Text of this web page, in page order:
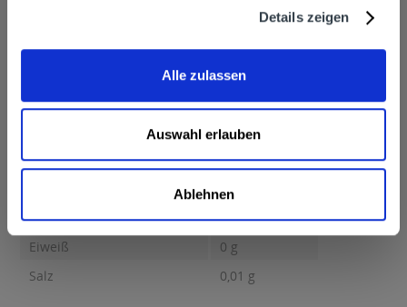
Details zeigen
Alle zulassen
Auswahl erlauben
Ablehnen
Brennwert 32 kcal / 136 kJ Fett 0 g davon gesättigte Fettsäuren
mehr
Brennwert
32 kcal / 136 kJ
0 g
davon gesättigte Fettsäuren
0 g
7 g
davon Zucker
7 g
Eiweiß
0 g
Salz
0,01 g